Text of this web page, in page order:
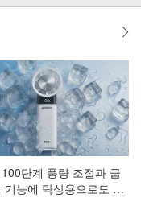
단계 풍량 조절과 급
기능에 탁상용으로도 활